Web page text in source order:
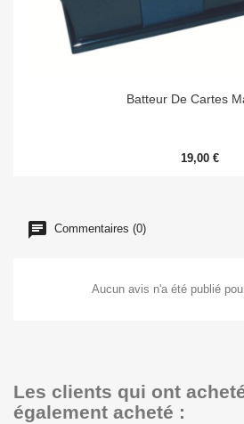
Batteur De Cartes
19,00 €
Commentaires (0)
Aucun avis n'a été publié
Les clients qui ont
également acheté :